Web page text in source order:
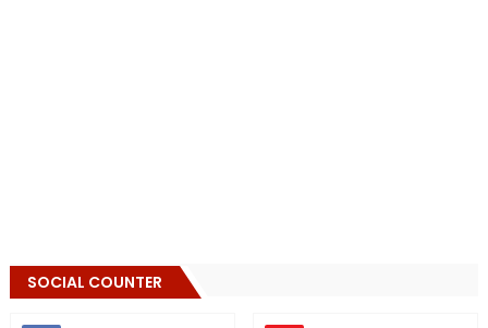
SOCIAL COUNTER